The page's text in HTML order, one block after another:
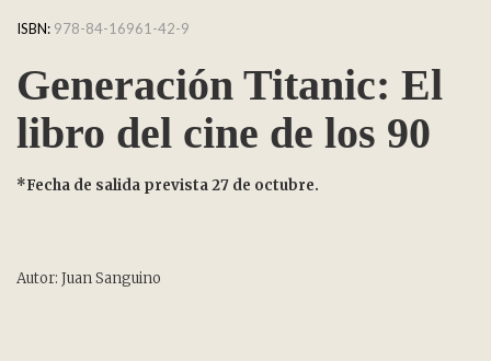
ISBN: 978-84-16961-42-9
Generación Titanic: El
libro del cine de los 90
*Fecha de salida prevista 27 de octubre.
Autor: Juan Sanguino